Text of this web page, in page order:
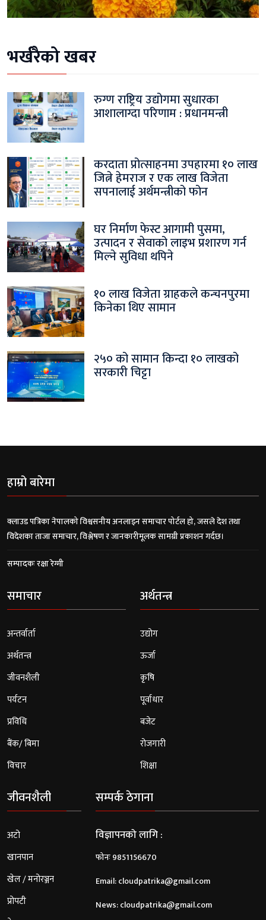
भर्खरैको खबर
रुग्ण राष्ट्रिय उद्योगमा सुधारका
आशालाग्दा परिणाम : प्रधानमन्त्री
करदाता प्रोत्साहनमा उपहारमा १० लाख
जित्ने हेमराज र एक लाख विजेता
सपनालाई अर्थमन्त्रीको फोन
घर निर्माण फेस्ट आगामी पुसमा,
उत्पादन र सेवाको लाइभ प्रशारण गर्न
मिल्ने सुविधा थपिने
१० लाख विजेता ग्राहकले कन्चनपुरमा
किनेका थिए सामान
२५० को सामान किन्दा १० लाखको
सरकारी चिट्टा
हाम्रो बारेमा
क्लाउड पत्रिका नेपालको विश्वसनीय अनलाइन समाचार पोर्टल हो, जसले देश तथा
विदेशका ताजा समाचार, विश्लेषण र जानकारीमूलक सामग्री प्रकाशन गर्दछ।
सम्पादकः रक्षा रेग्मी
समाचार
अन्तर्वार्ता
अर्थतन्त्र
जीवनशैली
पर्यटन
प्रविधि
बैंक/ बिमा
विचार
अर्थतन्त्र
उद्योग
ऊर्जा
कृषि
पूर्वाधार
बजेट
रोजगारी
शिक्षा
जीवनशैली
अटो
खानपान
खेल / मनोरञ्जन
प्रोपटी
सम्पर्क ठेगाना
विज्ञापनको लागि :
फोनः 9851156670
Email:cloudpatrika@gmail.com
News:cloudpatrika@gmail.com